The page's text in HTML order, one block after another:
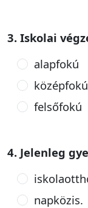
3. Iskolai
alapfokú
középfokú
felsőfokú
4. Jelenleg
napközis.